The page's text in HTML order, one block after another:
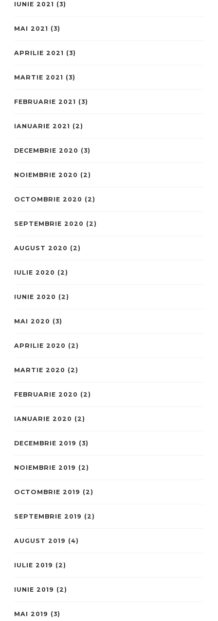
IUNIE 2021 (3)
MAI 2021 (3)
APRILIE 2021 (3)
MARTIE 2021 (3)
FEBRUARIE 2021 (3)
IANUARIE 2021 (2)
DECEMBRIE 2020 (3)
NOIEMBRIE 2020 (2)
OCTOMBRIE 2020 (2)
SEPTEMBRIE 2020 (2)
AUGUST 2020 (2)
IULIE 2020 (2)
IUNIE 2020 (2)
MAI 2020 (3)
APRILIE 2020 (2)
MARTIE 2020 (2)
FEBRUARIE 2020 (2)
IANUARIE 2020 (2)
DECEMBRIE 2019 (3)
NOIEMBRIE 2019 (2)
OCTOMBRIE 2019 (2)
SEPTEMBRIE 2019 (2)
AUGUST 2019 (4)
IULIE 2019 (2)
IUNIE 2019 (2)
MAI 2019 (3)